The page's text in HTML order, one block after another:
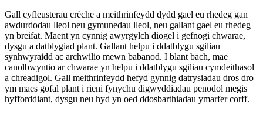
Gall cyfleusterau crèche a meithrinfeydd dydd gael eu rhedeg gan
awdurdodau lleol neu gymunedau lleol, neu gallant gael eu rhedeg
yn breifat. Maent yn cynnig awyrgylch diogel i gefnogi chwarae,
dysgu a datblygiad plant. Gallant helpu i ddatblygu sgiliau
synhwyraidd ac archwilio mewn babanod. I blant bach, mae
canolbwyntio ar chwarae yn helpu i ddatblygu sgiliau cymdeithasol
a chreadigol. Gall meithrinfeydd hefyd gynnig datrysiadau dros dro
ym maes gofal plant i rieni fynychu digwyddiadau penodol megis
hyfforddiant, dysgu neu hyd yn oed ddosbarthiadau ymarfer corff.